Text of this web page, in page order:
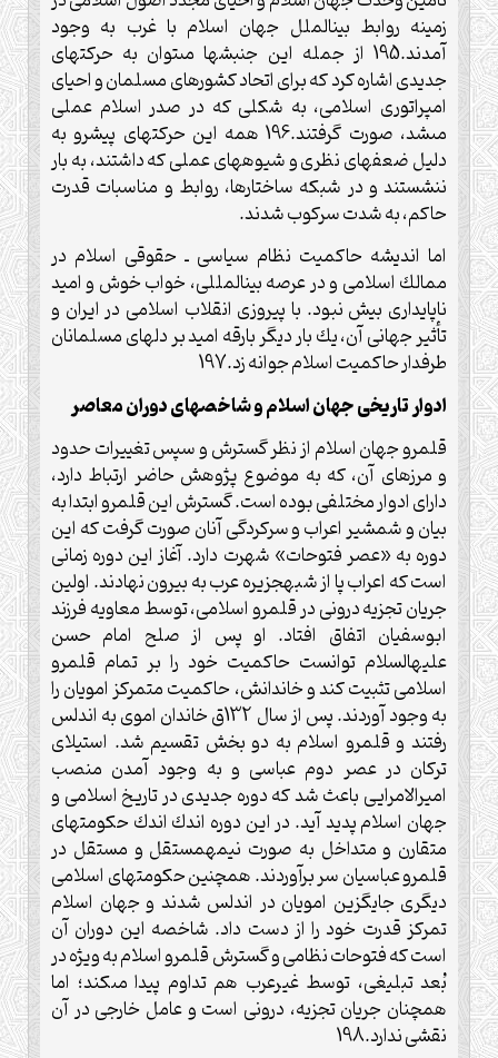
زمينه روابط بين‏الملل جهان اسلام با غرب به وجود
آمدند.195 از جمله اين جنبش‏ها مى‏توان به حركت‏هاى
جديدى اشاره كرد كه براى اتحاد كشورهاى مسلمان و احياى
امپراتورى اسلامى، به شكلى كه در صدر اسلام عملى
مى‏شد، صورت گرفتند.196 همه اين حركت‏هاى پيشرو به
دليل ضعف‏هاى نظرى و شيوه‏هاى عملى كه داشتند، به بار
ننشستند و در شبكه ساختارها، روابط و مناسبات قدرت
حاكم، به شدت سركوب شدند.
اما انديشه حاكميت نظام سياسى ـ حقوقى اسلام در
ممالك اسلامى و در عرصه بين‏المللى، خواب خوش و اميد
ناپايدارى بيش نبود. با پيروزى انقلاب اسلامى در ايران و
تأثير جهانى آن، يك بار ديگر بارقه اميد بر دل‏هاى مسلمانان
طرفدار حاكميت اسلام جوانه زد.197
ادوار تاريخى جهان اسلام و شاخص‏هاى دوران معاصر
قلمرو جهان اسلام از نظر گسترش و سپس تغييرات حدود
و مرزهاى آن، كه به موضوع پژوهش حاضر ارتباط دارد،
داراى ادوار مختلفى بوده است. گسترش اين قلمرو ابتدا به
بيان و شمشير اعراب و سركردگى آنان صورت گرفت كه اين
دوره به «عصر فتوحات» شهرت دارد. آغاز اين دوره زمانى
است كه اعراب پا از شبه‏جزيره عرب به بيرون نهادند. اولين
جريان تجزيه درونى در قلمرو اسلامى، توسط معاويه فرزند
ابوسفيان اتفاق افتاد. او پس از صلح امام حسن
عليه‏السلام توانست حاكميت خود را بر تمام قلمرو
اسلامى تثبيت كند و خاندانش، حاكميت متمركز امويان را
به وجود آوردند. پس از سال 132ق خاندان اموى به اندلس
رفتند و قلمرو اسلام به دو بخش تقسيم شد. استيلاى
تركان در عصر دوم عباسى و به وجود آمدن منصب
اميرالامرايى باعث شد كه دوره جديدى در تاريخ اسلامى و
جهان اسلام پديد آيد. در اين دوره اندك اندك حكومت‏هاى
متقارن و متداخل به صورت نيمه‏مستقل و مستقل در
قلمرو عباسيان سر برآوردند. همچنين حكومت‏هاى اسلامى
ديگرى جايگزين امويان در اندلس شدند و جهان اسلام
تمركز قدرت خود را از دست داد. شاخصه اين دوران آن
است كه فتوحات نظامى و گسترش قلمرو اسلام به ويژه در
بُعد تبليغى، توسط غيرعرب هم تداوم پيدا مى‏كند؛ اما
همچنان جريان تجزيه، درونى است و عامل خارجى در آن
نقشى ندارد.198